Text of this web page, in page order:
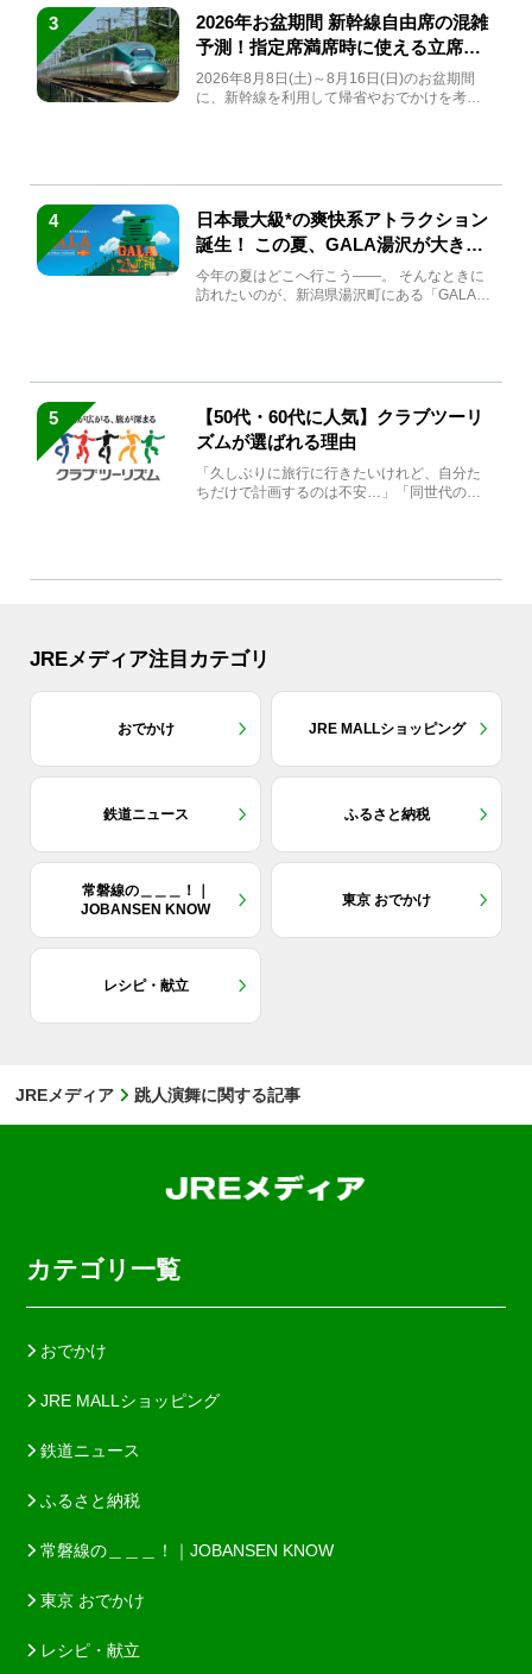
3
2026年お盆期間 新幹線自由席の混雑
予測！指定席満席時に使える立席特
急券も解説
2026年8月8日(土)～8月16日(日)のお盆期間
に、新幹線を利用して帰省やおでかけを考え
4
日本最大級*の爽快系アトラクション
誕生！ この夏、GALA湯沢が大きく
生まれ変わる
今年の夏はどこへ行こう――。 そんなときに
訪れたいのが、新潟県湯沢町にある「GALA湯
5
【50代・60代に人気】クラブツーリ
ズムが選ばれる理由
「久しぶりに旅行に行きたいけれど、自分た
ちだけで計画するのは不安…」「同世代の方
JREメディア注目カテゴリ
おでかけ JRE MALLショッピング
鉄道ニュース ふるさと納税
常磐線の＿＿＿！｜
JOBANSEN KNOW
東京 おでかけ
レシピ・献立
JREメディア 跳人演舞に関する記事
カテゴリ一覧
おでかけ
JRE MALLショッピング
鉄道ニュース
ふるさと納税
常磐線の＿＿＿！｜JOBANSEN KNOW
東京 おでかけ
レシピ・献立